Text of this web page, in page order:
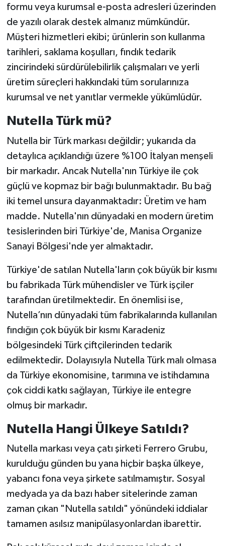
formu veya kurumsal e-posta adresleri üzerinden
de yazılı olarak destek almanız mümkündür.
Müşteri hizmetleri ekibi; ürünlerin son kullanma
tarihleri, saklama koşulları, fındık tedarik
zincirindeki sürdürülebilirlik çalışmaları ve yerli
üretim süreçleri hakkındaki tüm sorularınıza
kurumsal ve net yanıtlar vermekle yükümlüdür.
Nutella Türk mü?
Nutella bir Türk markası değildir; yukarıda da
detaylıca açıklandığı üzere %100 İtalyan menşeli
bir markadır. Ancak Nutella'nın Türkiye ile çok
güçlü ve kopmaz bir bağı bulunmaktadır. Bu bağ
iki temel unsura dayanmaktadır: Üretim ve ham
madde. Nutella'nın dünyadaki en modern üretim
tesislerinden biri Türkiye'de, Manisa Organize
Sanayi Bölgesi'nde yer almaktadır.
Türkiye'de satılan Nutella'ların çok büyük bir kısmı
bu fabrikada Türk mühendisler ve Türk işçiler
tarafından üretilmektedir. En önemlisi ise,
Nutella’nın dünyadaki tüm fabrikalarında kullanılan
fındığın çok büyük bir kısmı Karadeniz
bölgesindeki Türk çiftçilerinden tedarik
edilmektedir. Dolayısıyla Nutella Türk malı olmasa
da Türkiye ekonomisine, tarımına ve istihdamına
çok ciddi katkı sağlayan, Türkiye ile entegre
olmuş bir markadır.
Nutella Hangi Ülkeye Satıldı?
Nutella markası veya çatı şirketi Ferrero Grubu,
kurulduğu günden bu yana hiçbir başka ülkeye,
yabancı fona veya şirkete satılmamıştır. Sosyal
medyada ya da bazı haber sitelerinde zaman
zaman çıkan "Nutella satıldı" yönündeki iddialar
tamamen asılsız manipülasyonlardan ibarettir.